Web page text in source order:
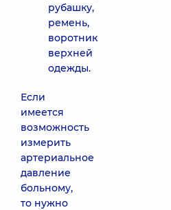
рубашку,
ремень,
воротник
верхней
одежды.
Если
имеется
возможность
измерить
артериальное
давление
больному,
то нужно